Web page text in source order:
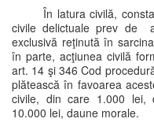
În latura civilă,
civile delictuale prev de
exclusivă reţinută în
în parte, acţiunea civilă
art. 14 şi 346 Cod
plătească în favoarea
civile, din care 1.000 lei,
10.000 lei, daune morale.